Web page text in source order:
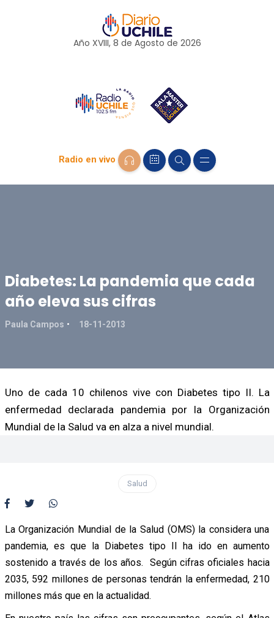
Año XVIII, 8 de Agosto de 2026
Radio en vivo
Diabetes: La pandemia que cada
año eleva sus cifras
Paula Campos 18-11-2013
Uno de cada 10 chilenos vive con Diabetes tipo II. La
enfermedad declarada pandemia por la Organización
Mundial de la Salud va en alza a nivel mundial.
Salud
La Organización Mundial de la Salud (OMS) la considera una
pandemia, es que la Diabetes tipo II ha ido en aumento
sostenido a través de los años. Según cifras oficiales hacia
2035, 592 millones de personas tendrán la enfermedad, 210
millones más que en la actualidad.